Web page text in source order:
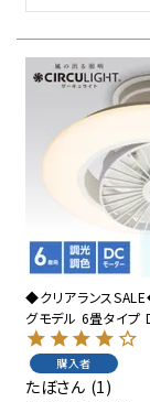
◆クリアランス
グモデル 6畳タイプ
購入者
たぼ 1